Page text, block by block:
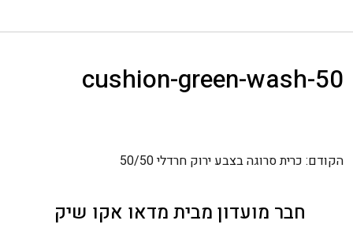
cushion-green-wash-50
ניווט
הקודם: כרית סרוגה בצבע ירוק חרדלי 50/50
חבר מועדון מבית מדאו אקו שיק